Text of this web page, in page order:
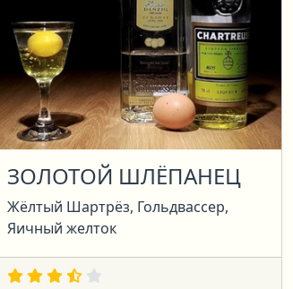
ЗОЛОТОЙ ШЛЁПАНЕЦ
Жёлтый Шартрёз, Гольдвассер,
Яичный желток